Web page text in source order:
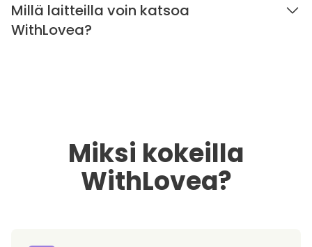
Millä laitteilla voin katsoa
WithLovea?
Miksi kokeilla
WithLovea?